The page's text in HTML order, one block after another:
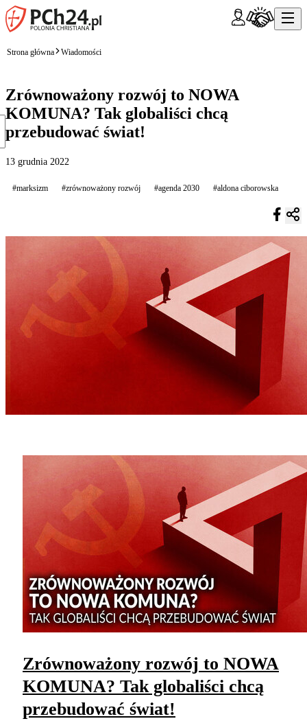
Strona główna Wiadomości
Zrównoważony rozwój to NOWA
KOMUNA? Tak globaliści chcą
przebudować świat!
13 grudnia 2022
#marksizm #zrównoważony rozwój #agenda 2030 #aldona ciborowska
Zrównoważony rozwój to NOWA
KOMUNA? Tak globaliści chcą
przebudować świat!